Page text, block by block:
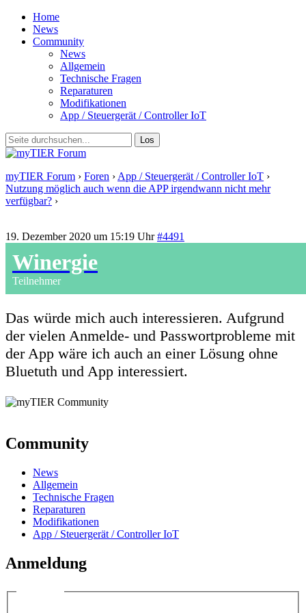
Home
News
Community
News
Allgemein
Technische Fragen
Reparaturen
Modifikationen
App / Steuergerät / Controller IoT
myTIER Forum › Foren › App / Steuergerät / Controller IoT ›
Nutzung möglich auch wenn die APP irgendwann nicht mehr
verfügbar? ›
19. Dezember 2020 um 15:19 Uhr #4491
Winergie
Teilnehmer
Das würde mich auch interessieren. Aufgrund
der vielen Anmelde- und Passwortprobleme mit
der App wäre ich auch an einer Lösung ohne
Bluetuth und App interessiert.
Community
News
Allgemein
Technische Fragen
Reparaturen
Modifikationen
App / Steuergerät / Controller IoT
Anmeldung